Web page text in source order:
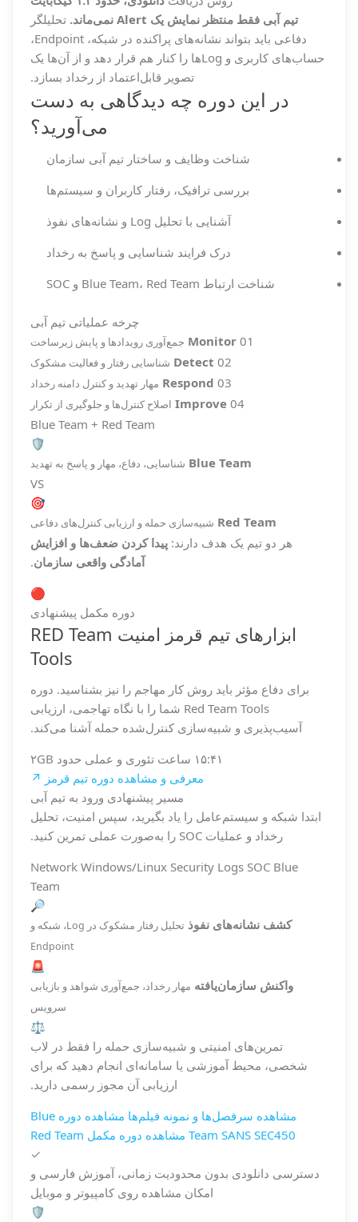
تیم آبی فقط منتظر نمایش یک Alert نمی‌ماند.
تحلیلگر
دفاعی باید بتواند نشانه‌های پراکنده در شبکه، Endpoint،
حساب‌های کاربری و Logها را کنار هم قرار دهد و از آن‌ها یک
تصویر قابل‌اعتماد از رخداد بسازد.
در این دوره چه دیدگاهی به دست
می‌آورید؟
شناخت وظایف و ساختار تیم آبی سازمان
بررسی ترافیک، رفتار کاربران و سیستم‌ها
آشنایی با تحلیل Log و نشانه‌های نفوذ
درک فرایند شناسایی و پاسخ به رخداد
شناخت ارتباط Blue Team، Red Team و SOC
چرخه عملیاتی تیم آبی
01
Monitor جمع‌آوری رویدادها و پایش زیرساخت
02
Detect شناسایی رفتار و فعالیت مشکوک
03
Respond مهار تهدید و کنترل دامنه رخداد
04
Improve اصلاح کنترل‌ها و جلوگیری از تکرار
Blue Team + Red Team
🛡️
Blue Team شناسایی، دفاع، مهار و پاسخ به تهدید
VS
🎯
Red Team شبیه‌سازی حمله و ارزیابی کنترل‌های دفاعی
هر دو تیم یک هدف دارند:پیدا کردن ضعف‌ها و افزایش
آمادگی واقعی سازمان.
🔴
دوره مکمل پیشنهادی
ابزارهای تیم قرمز امنیت RED Team
Tools
برای دفاع مؤثر باید روش کار مهاجم را نیز بشناسید. دوره
Red Team Tools شما را با نگاه تهاجمی، ارزیابی
آسیب‌پذیری و شبیه‌سازی کنترل‌شده حمله آشنا می‌کند.
۱۵:۴۱ ساعت
تئوری و عملی حدود ۲GB
معرفی و مشاهده دوره تیم قرمز ↗
مسیر پیشنهادی ورود به تیم آبی
ابتدا شبکه و سیستم‌عامل را یاد بگیرید، سپس امنیت، تحلیل
رخداد و عملیات SOC را به‌صورت عملی تمرین کنید.
Network Windows/Linux Security Logs SOC Blue
Team
🔎
کشف نشانه‌های نفوذ
تحلیل رفتار مشکوک در Log، شبکه و
Endpoint
🚨
واکنش سازمان‌یافته مهار رخداد، جمع‌آوری شواهد و بازیابی
سرویس
⚖️
تمرین‌های امنیتی و شبیه‌سازی حمله را فقط در لاب
شخصی، محیط آموزشی یا سامانه‌ای انجام دهید که برای
ارزیابی آن مجوز رسمی دارید.
مشاهده سرفصل‌ها و نمونه فیلم‌ها
مشاهده دوره Blue
Team SANS SEC450 مشاهده دوره مکمل Red Team
✓
دسترسی دانلودی بدون محدودیت زمانی، آموزش فارسی و
امکان مشاهده روی کامپیوتر و موبایل
🛡️